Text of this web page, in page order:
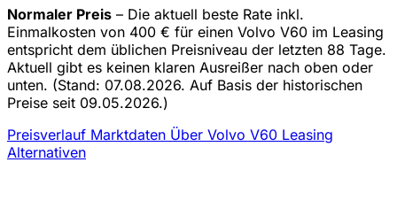
Normaler Preis – Die aktuell beste Rate inkl.
Einmalkosten von 400 € für einen Volvo V60 im Leasing
entspricht dem üblichen Preisniveau der letzten 88 Tage.
Aktuell gibt es keinen klaren Ausreißer nach oben oder
unten. (Stand: 07.08.2026. Auf Basis der historischen
Preise seit 09.05.2026.)
Preisverlauf Marktdaten Über Volvo V60 Leasing
Alternativen